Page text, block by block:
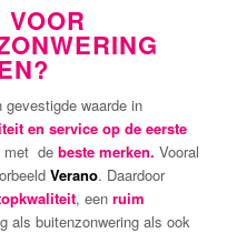
waarde in
en service op de eerste
met de beste merken. Vooral
Verano. Daardoor
, een ruim
als buitenzonwering als ook